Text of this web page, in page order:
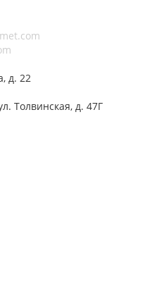
д. 22
Толвинская, д. 47Г